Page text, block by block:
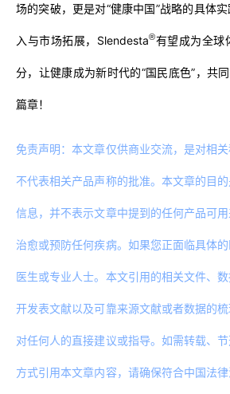
场的突破，更是对“健康中国”战略的具体
入与市场拓展，Slendesta®有望成为全球
分，让健康成为新时代的“国民底色”，共
篇章！
免责声明：本文章仅供商业交流，是对相关
不代表相关产品声称的批准。本文章的目
信息，并不表示文章中提到的任何产品可用
治愈或预防任何疾病。如果您正面临具体
医生或专业人士。本文引用的相关文件、
开发表文献以及可靠来源文献或者数据的
对任何人的直接建议或指导。如需转载、
方式引用本文章内容，请确保符合中国法